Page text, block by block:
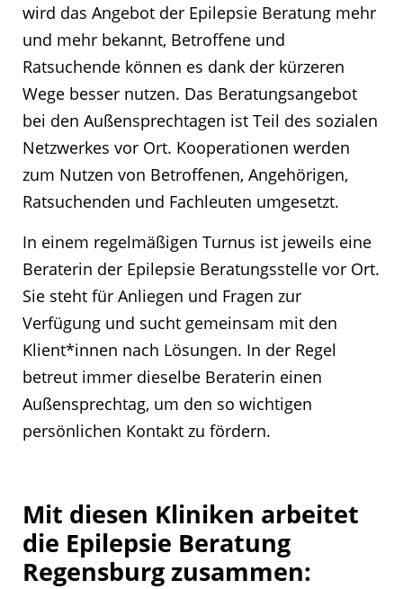
wird das Angebot der Epilepsie Beratung mehr
und mehr bekannt, Betroffene und
Ratsuchende können es dank der kürzeren
Wege besser nutzen. Das Beratungsangebot
bei den Außensprechtagen ist Teil des sozialen
Netzwerkes vor Ort. Kooperationen werden
zum Nutzen von Betroffenen, Angehörigen,
Ratsuchenden und Fachleuten umgesetzt.
In einem regelmäßigen Turnus ist jeweils eine
Beraterin der Epilepsie Beratungsstelle vor Ort.
Sie steht für Anliegen und Fragen zur
Verfügung und sucht gemeinsam mit den
Klient*innen nach Lösungen. In der Regel
betreut immer dieselbe Beraterin einen
Außensprechtag, um den so wichtigen
persönlichen Kontakt zu fördern.
Mit diesen Kliniken arbeitet
die Epilepsie Beratung
Regensburg zusammen: